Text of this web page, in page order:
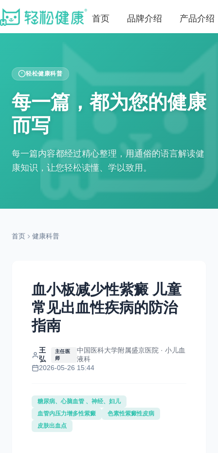
首页 品牌介绍 产品介绍
轻松健康科普
每一篇，都为您的健康
而写
每一篇内容都经过精心整理，用通俗的语言解读健
康知识，让您轻松读懂、学以致用。
首页 健康科普
血小板减少性紫癜 儿童
常见出血性疾病的防治
指南
王
弘
主任医
师
中国医科大学附属盛京医院 · 小儿血
液科
2026-05-26 15:44
糖尿病、心脑血管 、神经、妇儿
血管内压力增多性紫癜
色素性紫癜性皮病
皮肤出血点